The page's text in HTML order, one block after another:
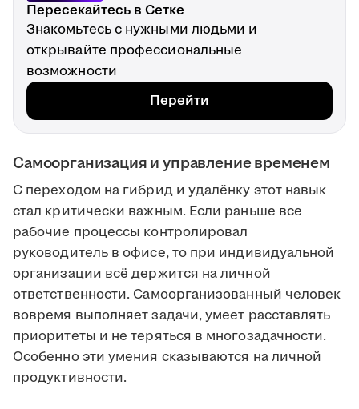
Пересекайтесь в Сетке
Знакомьтесь с нужными людьми и
открывайте профессиональные
возможности
Перейти
Самоорганизация и управление временем
С переходом на гибрид и удалёнку этот навык
стал критически важным. Если раньше все
рабочие процессы контролировал
руководитель в офисе, то при индивидуальной
организации всё держится на личной
ответственности. Самоорганизованный человек
вовремя выполняет задачи, умеет расставлять
приоритеты и не теряться в многозадачности.
Особенно эти умения сказываются на личной
продуктивности.